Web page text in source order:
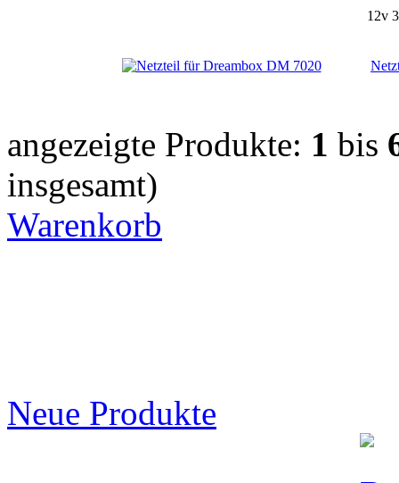
12v
angezeigte Produkte: 1 bis
insgesamt)
Warenkorb
Neue Produkte